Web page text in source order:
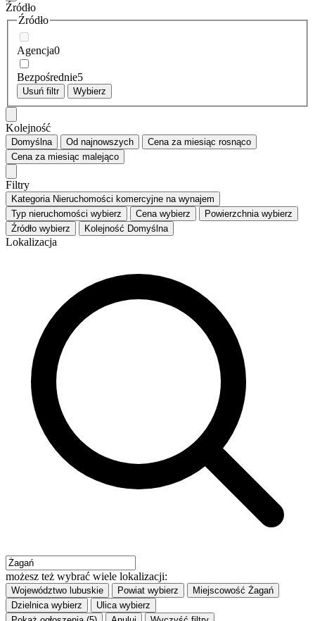
Źródło
Źródło
Agencja0
Bezpośrednie5
Usuń filtr Wybierz
Kolejność
Domyślna Od najnowszych Cena za miesiąc rosnąco
Cena za miesiąc malejąco
Filtry
Kategoria Nieruchomości komercyjne na wynajem
Typ nieruchomości wybierz Cena wybierz Powierzchnia wybierz
Źródło wybierz Kolejność Domyślna
Lokalizacja
możesz też wybrać wiele lokalizacji:
Województwo lubuskie Powiat wybierz Miejscowość Żagań
Dzielnica wybierz Ulica wybierz